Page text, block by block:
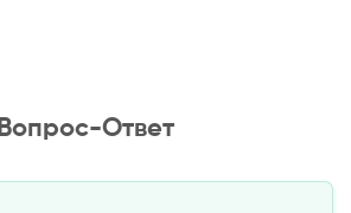
Вопрос-Ответ